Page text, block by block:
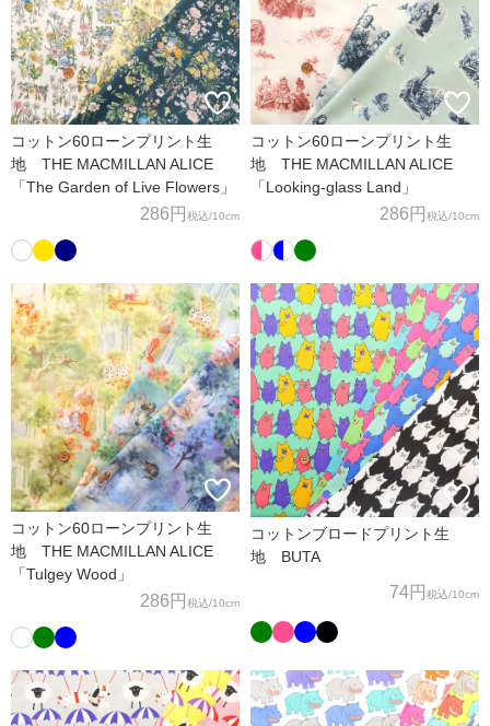
コットン60ローンプリント生
地 THE MACMILLAN ALICE
「The Garden of Live Flowers」
286円 税込/10cm
コットン60ローンプリント生
地 THE MACMILLAN ALICE
「Looking-glass Land」
286円 税込/10cm
コットン60ローンプリント生
地 THE MACMILLAN ALICE
「Tulgey Wood」
286円 税込/10cm
コットンブロードプリント生
地 BUTA
74円 税込/10cm